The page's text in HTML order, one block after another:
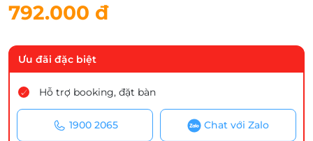
792.000 đ
Ưu đãi đặc biệt
Hỗ trợ booking, đặt bàn
1900 2065 Chat với Zalo